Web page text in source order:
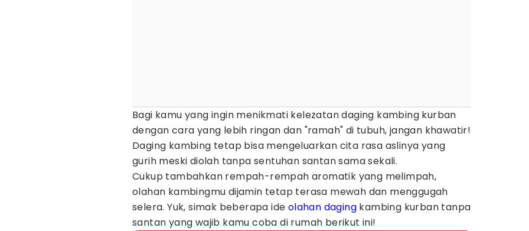
Bagi kamu yang ingin menikmati kelezatan daging kambing kurban
dengan cara yang lebih ringan dan "ramah" di tubuh, jangan khawatir!
Daging kambing tetap bisa mengeluarkan cita rasa aslinya yang
gurih meski diolah tanpa sentuhan santan sama sekali.
Cukup tambahkan rempah-rempah aromatik yang melimpah,
olahan kambingmu dijamin tetap terasa mewah dan menggugah
selera. Yuk, simak beberapa ide olahan daging kambing kurban tanpa
santan yang wajib kamu coba di rumah berikut ini!